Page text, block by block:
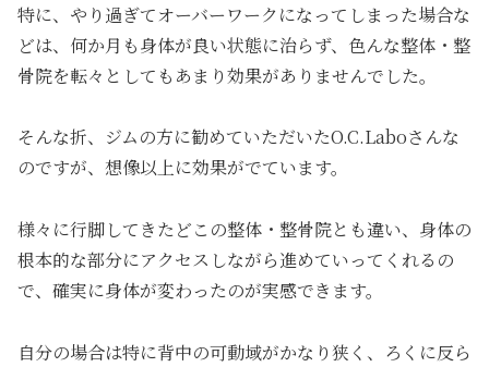
特に、やり過ぎてオーバーワークになってしまった場合な
どは、何か月も身体が良い状態に治らず、色んな整体・整
骨院を転々としてもあまり効果がありませんでした。
そんな折、ジムの方に勧めていただいたO.C.Laboさんな
のですが、想像以上に効果がでています。
様々に行脚してきたどこの整体・整骨院とも違い、身体の
根本的な部分にアクセスしながら進めていってくれるの
で、確実に身体が変わったのが実感できます。
自分の場合は特に背中の可動域がかなり狭く、ろくに反ら